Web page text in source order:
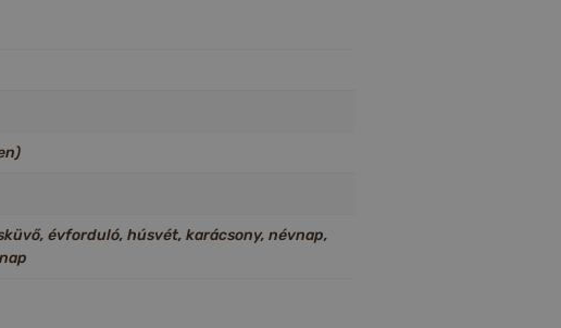
évforduló, húsvét, karácsony, névnap,